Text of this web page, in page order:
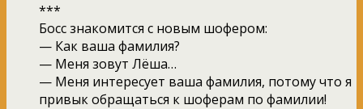
***
Босс знакомится с новым шофером:
— Как ваша фамилия?
— Меня зовут Лёша…
— Меня интересует ваша фамилия, потому что я
привык обращаться к шоферам по фамилии!